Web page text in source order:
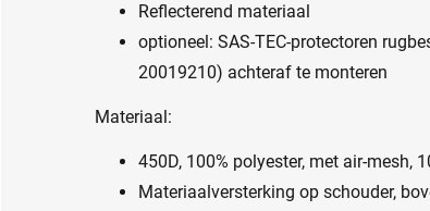
Reflecterend materiaal
optioneel: SAS-TEC-protectoren
20019210) achteraf te monteren
Materiaal:
450D, 100% polyester, met air-mesh,
Materiaalversterking op schouder,